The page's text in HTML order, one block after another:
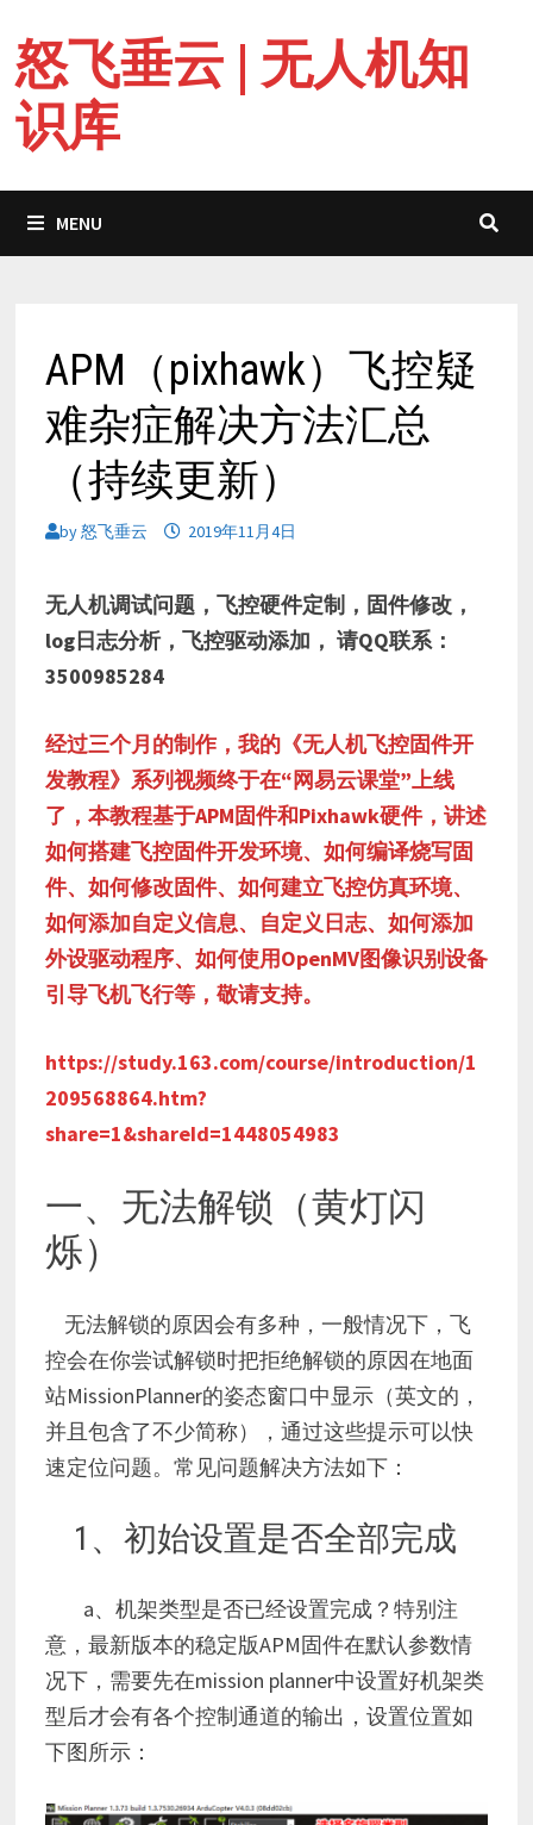
to
content
怒飞垂云 | 无人机知
识库
MENU
APM（pixhawk）飞控疑
难杂症解决方法汇总
（持续更新）
by怒飞垂云 2019年11月4日
无人机调试问题，飞控硬件定制，固件修改，
log日志分析，飞控驱动添加， 请QQ联系：
3500985284
经过三个月的制作，我的《无人机飞控固件开
发教程》系列视频终于在“网易云课堂”上线
了，本教程基于APM固件和Pixhawk硬件，讲述
如何搭建飞控固件开发环境、如何编译烧写固
件、如何修改固件、如何建立飞控仿真环境、
如何添加自定义信息、自定义日志、如何添加
外设驱动程序、如何使用OpenMV图像识别设备
引导飞机飞行等，敬请支持。
https://study.163.com/course/introduction/1
209568864.htm?
share=1&shareId=1448054983
一、无法解锁（黄灯闪
烁）
无法解锁的原因会有多种，一般情况下，飞
控会在你尝试解锁时把拒绝解锁的原因在地面
站MissionPlanner的姿态窗口中显示（英文的，
并且包含了不少简称），通过这些提示可以快
速定位问题。常见问题解决方法如下：
1、初始设置是否全部完成
a、机架类型是否已经设置完成？特别注
意，最新版本的稳定版APM固件在默认参数情
况下，需要先在mission planner中设置好机架类
型后才会有各个控制通道的输出，设置位置如
下图所示：